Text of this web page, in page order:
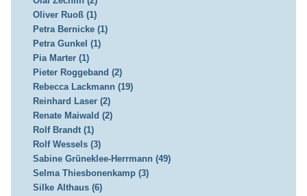
Oliver Ruoß (1)
Petra Bernicke (1)
Petra Gunkel (1)
Pia Marter (1)
Pieter Roggeband (2)
Rebecca Lackmann (19)
Reinhard Laser (2)
Renate Maiwald (2)
Rolf Brandt (1)
Rolf Wessels (3)
Sabine Grüneklee-Herrmann (49)
Selma Thiesbonenkamp (3)
Silke Althaus (6)